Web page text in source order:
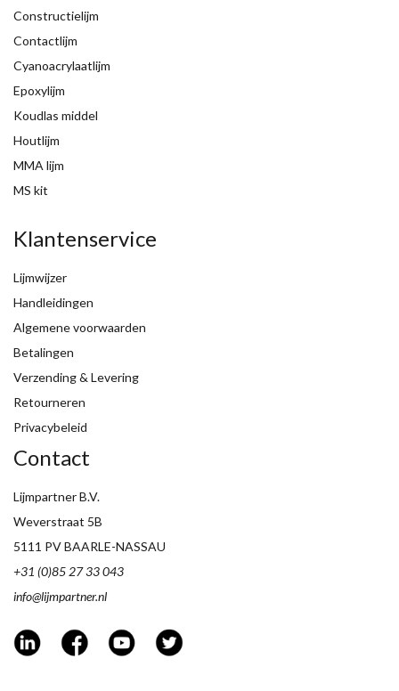
Constructielijm
Contactlijm
Cyanoacrylaatlijm
Epoxylijm
Koudlas middel
Houtlijm
MMA lijm
MS kit
Klantenservice
Lijmwijzer
Handleidingen
Algemene voorwaarden
Betalingen
Verzending & Levering
Retourneren
Privacybeleid
Contact
Lijmpartner B.V.
Weverstraat 5B
5111 PV BAARLE-NASSAU
+31 (0)85 27 33 043
info@lijmpartner.nl